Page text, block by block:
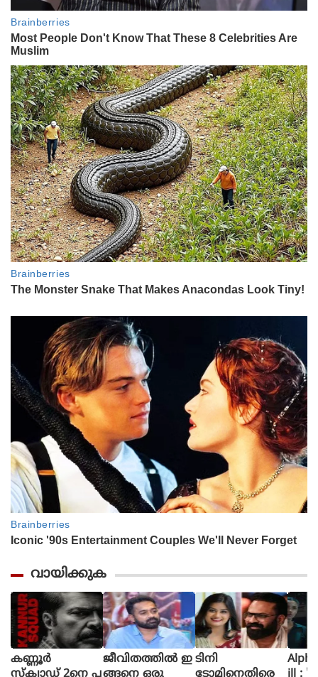
വായിക്കുക
കണ്ണൂർ
ജീവിതത്തിൽ ഇ ടിനി
Alpha The